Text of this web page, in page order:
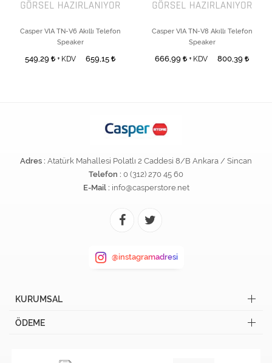
Casper VIA TN-V6 Akıllı Telefon
Speaker
549,29 + KDV 659,15
Casper VIA TN-V8 Akıllı Telefon
Speaker
666,99 + KDV 800,39
Adres : Atatürk Mahallesi Polatlı 2 Caddesi 8/B Ankara / Sincan
Telefon : 0 (312) 270 45 60
E-Mail : info@casperstore.net
@instagramadresi
KURUMSAL
ÖDEME